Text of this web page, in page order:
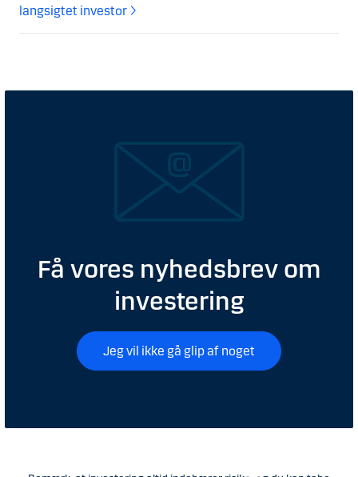
langsigtet investor
Få vores nyhedsbrev om
investering
Jeg vil ikke gå glip af noget